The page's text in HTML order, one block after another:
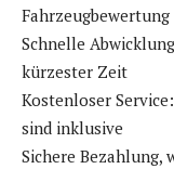
Fahrzeugbewertung
Schnelle
kürzester Zeit
Kostenloser
sind inklusive
Sichere Bezahlung,